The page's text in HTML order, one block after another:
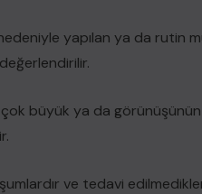
yapılan ya da rutin
büyük ya da görünüşünün
ve tedavi